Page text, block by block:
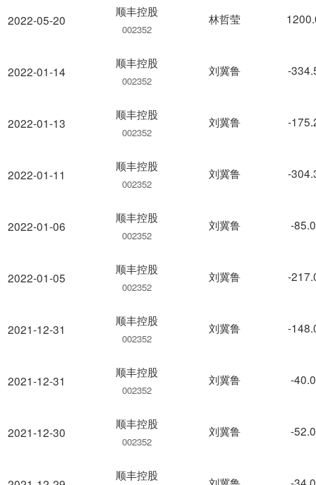
2022-05-20
2022-01-14
2022-01-13
2022-01-11
2022-01-06
2022-01-05
2021-12-31
2021-12-31
2021-12-30
顺丰控股
002352
林哲莹
顺丰控股
002352
刘冀鲁 -
顺丰控股
002352
刘冀鲁 -
顺丰控股
002352
刘冀鲁 -
顺丰控股
002352
刘冀鲁 -
顺丰控股
002352
刘冀鲁 -
顺丰控股
002352
刘冀鲁 -
顺丰控股
002352
刘冀鲁 -
顺丰控股
002352
刘冀鲁 -
顺丰控股